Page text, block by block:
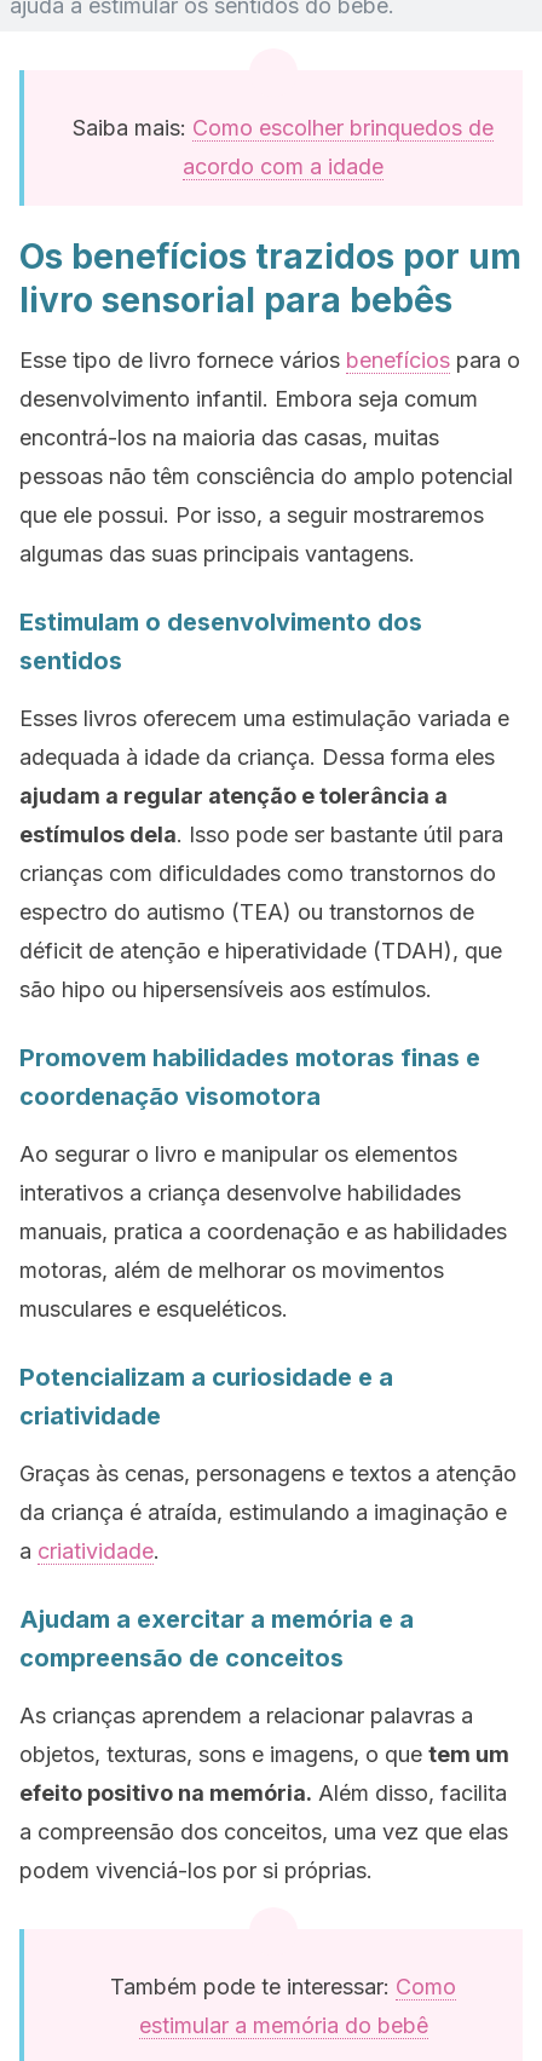
ajuda a estimular os sentidos do bebê.
Saiba mais: Como escolher brinquedos de
acordo com a idade
Os benefícios trazidos por um
livro sensorial para bebês
Esse tipo de livro fornece vários benefícios para o
desenvolvimento infantil. Embora seja comum
encontrá-los na maioria das casas, muitas
pessoas não têm consciência do amplo potencial
que ele possui. Por isso, a seguir mostraremos
algumas das suas principais vantagens.
Estimulam o desenvolvimento dos
sentidos
Esses livros oferecem uma estimulação variada e
adequada à idade da criança. Dessa forma eles
ajudam a regular atenção e tolerância a
estímulos dela. Isso pode ser bastante útil para
crianças com dificuldades como transtornos do
espectro do autismo (TEA) ou transtornos de
déficit de atenção e hiperatividade (TDAH), que
são hipo ou hipersensíveis aos estímulos.
Promovem habilidades motoras finas e
coordenação visomotora
Ao segurar o livro e manipular os elementos
interativos a criança desenvolve habilidades
manuais, pratica a coordenação e as habilidades
motoras, além de melhorar os movimentos
musculares e esqueléticos.
Potencializam a curiosidade e a
criatividade
Graças às cenas, personagens e textos a atenção
da criança é atraída, estimulando a imaginação e
a criatividade.
Ajudam a exercitar a memória e a
compreensão de conceitos
As crianças aprendem a relacionar palavras a
objetos, texturas, sons e imagens, o que tem um
efeito positivo na memória. Além disso, facilita
a compreensão dos conceitos, uma vez que elas
podem vivenciá-los por si próprias.
Também pode te interessar: Como
estimular a memória do bebê